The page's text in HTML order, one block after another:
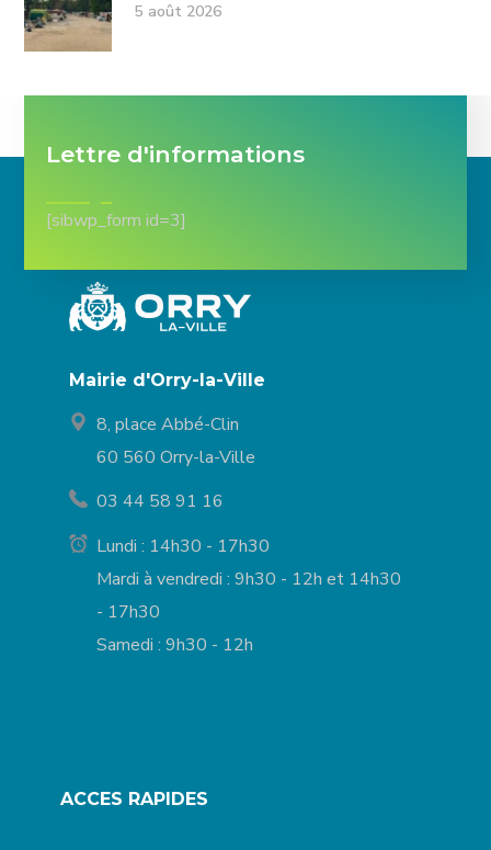
5 août 2026
Lettre d'informations
[sibwp_form id=3]
Mairie d'Orry-la-Ville
8, place Abbé-Clin
60 560 Orry-la-Ville
03 44 58 91 16
Lundi : 14h30 - 17h30
Mardi à vendredi : 9h30 - 12h et 14h30
- 17h30
Samedi : 9h30 - 12h
ACCES RAPIDES